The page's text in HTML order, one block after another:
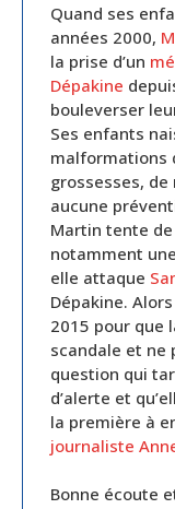
Quand ses
années 2000,
la prise d’un
Dépakine
bouleverser
Ses enfants
malformations
grossesses,
aucune
Martin tente
notamment
elle attaque
Dépakine.
2015 pour que
scandale et ne
question qui
d’alerte et
la première à
journaliste
Bonne écoute